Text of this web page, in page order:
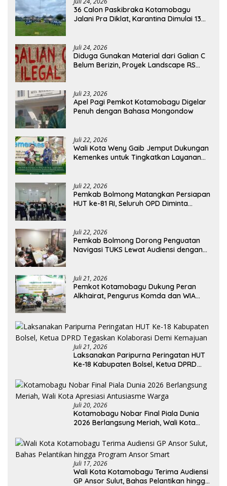
36 Calon Paskibraka Kotamobagu
Jalani Pra Diklat, Karantina Dimulai 13
Juli 24, 2026
Diduga Gunakan Material dari Galian C
Belum Berizin, Proyek Landscape RS
Juli 23, 2026
Apel Pagi Pemkot Kotamobagu Digelar
Penuh dengan Bahasa Mongondow
Juli 22, 2026
Wali Kota Weny Gaib Jemput Dukungan
Kemenkes untuk Tingkatkan Layanan
Juli 22, 2026
Pemkab Bolmong Matangkan Persiapan
HUT ke-81 RI, Seluruh OPD Diminta
Juli 22, 2026
Pemkab Bolmong Dorong Penguatan
Navigasi TUKS Lewat Audiensi dengan
Juli 21, 2026
Pemkot Kotamobagu Dukung Peran
Alkhairat, Pengurus Komda dan WIA
Juli 21, 2026
Laksanakan Paripurna Peringatan HUT
Ke-18 Kabupaten Bolsel, Ketua DPRD
Juli 20, 2026
Kotamobagu Nobar Final Piala Dunia
2026 Berlangsung Meriah, Wali Kota
Juli 17, 2026
Wali Kota Kotamobagu Terima Audiensi
GP Ansor Sulut, Bahas Pelantikan hingga